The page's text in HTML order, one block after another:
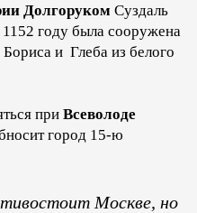
Долгоруком Суздаль
1152 году была сооружена
и Глеба из белого
при Всеволоде
город 15-ю
Москве, но